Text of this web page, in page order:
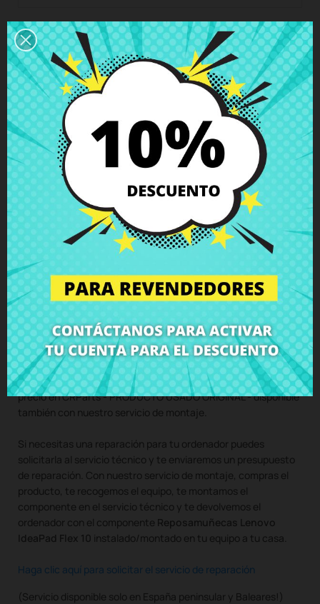
Descripción
Detalles del producto
Grados
Reposamuñecas Lenovo IdeaPad
Flex 10
con altavoces incl. / sin touchpad
CompraReposamuñecas Lenovo IdeaPad Flex 10al mejor
precio en CRParts - PRODUCTO USADO ORIGINAL - disponible
también con nuestro servicio de montaje.
Si necesitas una reparación para tu ordenador puedes
solicitarla al servicio técnico y te enviaremos un presupuesto
de reparación. Con nuestro servicio de montaje, compras el
producto, te recogemos el equipo, te montamos el
componente en el servicio técnico y te devolvemos el
ordenador con el componente Reposamuñecas Lenovo
IdeaPad Flex 10 instalado/montado en tu equipo a tu casa.
Haga clic aquí para solicitar el servicio de reparación
(Servicio disponible solo en España peninsular y Baleares!)